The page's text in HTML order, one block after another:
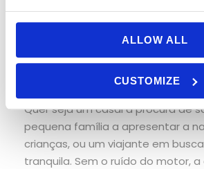
ALLOW ALL
CUSTOMIZE
preparado para as mudanças de
binóculos ou uma câmara com
ajudam a aproximar os detalhes.
Passeios Privados de Eco-Barco
Quer seja um casal à procura de
pequena família a apresentar a
crianças, ou um viajante em
tranquila. Sem o ruído do motor, a